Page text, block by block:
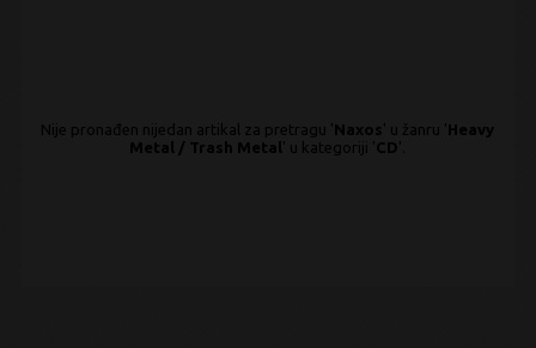
Nije pronađen nijedan artikal za pretragu 'Naxos ' u žanru 'Heavy
Metal / Trash Metal ' u kategoriji 'CD'.